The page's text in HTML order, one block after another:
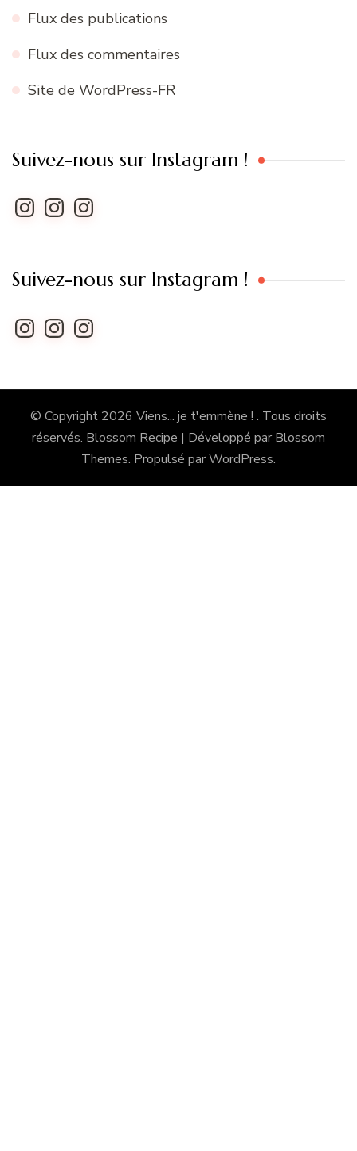
Flux des publications
Flux des commentaires
Site de WordPress-FR
Suivez-nous sur Instagram !
Instagram
InstagramInstagram
Suivez-nous sur Instagram !
Instagram
InstagramInstagram
© Copyright 2026 Viens... je t'emmène ! . Tous droits
réservés. Blossom Recipe | Développé par Blossom
Themes. Propulsé parWordPress.